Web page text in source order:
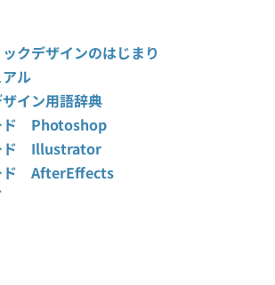
クデザインのはじまり
ル
イン用語辞典
ド Photoshop
ド Illustrator
ド AfterEffects